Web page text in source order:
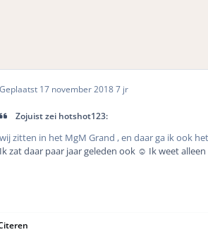
Geplaatst 17 november 20187 jr
Zojuist zei hotshot123:
wij zitten in het MgM Grand , en daar ga ik ook
Ik zat daar paar jaar geleden ook ☺️ Ik weet alleen